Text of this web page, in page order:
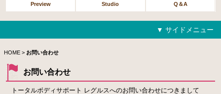
Preview Studio Q＆A
▼ サイドメニュー
HOME
HOME > お問い合わせ
お問い合わせ
トータルボディサポート レグルスへのお問い合わせにつきまして